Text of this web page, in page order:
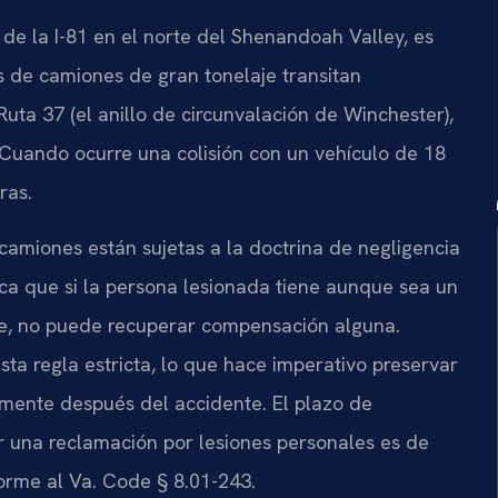
la I-81 en el norte del Shenandoah Valley, es
camiones de gran tonelaje transitan
37 (el anillo de circunvalación de Winchester),
ocurre una colisión con un vehículo de 18
están sujetas a la doctrina de negligencia
que si la persona lesionada tiene aunque sea un
no puede recuperar compensación alguna.
regla estricta, lo que hace imperativo preservar
después del accidente. El plazo de
reclamación por lesiones personales es de
al Va. Code § 8.01-243.